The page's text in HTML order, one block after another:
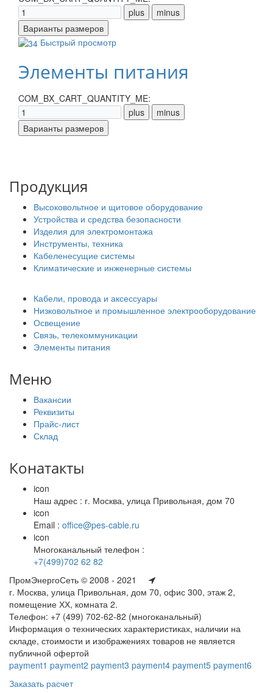
Быстрый просмотр
Элементы питания
COM_BX_CART_QUANTITY_ME:
Продукция
Высоковольтное и щитовое оборудование
Устройства и средства безопасности
Изделия для электромонтажа
Инструменты, техника
Кабеленесущие системы
Климатические и инженерные системы
Кабели, провода и аксессуары
Низковольтное и промышленное электрооборудование
Освещение
Связь, телекоммуникации
Элементы питания
Меню
Вакансии
Реквизиты
Прайс-лист
Склад
Конатакты
icon
Наш адрес : г. Москва, улица Привольная, дом 70
icon
Email : office@pes-cable.ru
icon
Многоканальный телефон :
+7(499)702 62 82
ПромЭнергоСеть © 2008 - 2021
г. Москва, улица Привольная, дом 70, офис 300, этаж 2,
помещение ХХ, комната 2.
Телефон: +7 (499) 702-62-82 (многоканальный)
Информация о технических характеристиках, наличии на
складе, стоимости и изображениях товаров не является
публичной офертой
payment1 payment2 payment3 payment4 payment5 payment6
Заказать расчет